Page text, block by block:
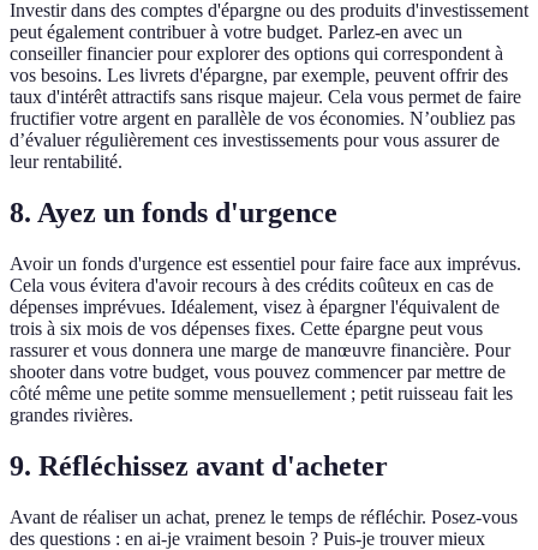
Investir dans des comptes d'épargne ou des produits d'investissement
peut également contribuer à votre budget. Parlez-en avec un
conseiller financier pour explorer des options qui correspondent à
vos besoins. Les livrets d'épargne, par exemple, peuvent offrir des
taux d'intérêt attractifs sans risque majeur. Cela vous permet de faire
fructifier votre argent en parallèle de vos économies. N’oubliez pas
d’évaluer régulièrement ces investissements pour vous assurer de
leur rentabilité.
8. Ayez un fonds d'urgence
Avoir un fonds d'urgence est essentiel pour faire face aux imprévus.
Cela vous évitera d'avoir recours à des crédits coûteux en cas de
dépenses imprévues. Idéalement, visez à épargner l'équivalent de
trois à six mois de vos dépenses fixes. Cette épargne peut vous
rassurer et vous donnera une marge de manœuvre financière. Pour
shooter dans votre budget, vous pouvez commencer par mettre de
côté même une petite somme mensuellement ; petit ruisseau fait les
grandes rivières.
9. Réfléchissez avant d'acheter
Avant de réaliser un achat, prenez le temps de réfléchir. Posez-vous
des questions : en ai-je vraiment besoin ? Puis-je trouver mieux